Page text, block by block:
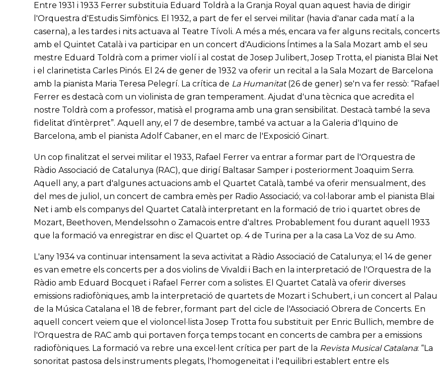
Entre 1931 i 1933 Ferrer substituïa Eduard Toldrà a la Granja Royal quan aquest havia de dirigir
l'Orquestra d'Estudis Simfònics. El 1932, a part de fer el servei militar (havia d'anar cada matí a la
caserna), a les tardes i nits actuava al Teatre Tívoli. A més a més, encara va fer alguns recitals, concerts
amb el Quintet Català i va participar en un concert d'Audicions Íntimes a la Sala Mozart amb el seu
mestre Eduard Toldrà com a primer violí i al costat de Josep Julibert, Josep Trotta, el pianista Blai Net
i el clarinetista Carles Pinós. El 24 de gener de 1932 va oferir un recital a la Sala Mozart de Barcelona
amb la pianista Maria Teresa Pelegrí. La crítica de La Humanitat(26 de gener) se'n va fer ressò: “Rafael
Ferrer es destacà com un violinista de gran temperament. Ajudat d'una tècnica que acredita el
nostre Toldrà com a professor, matisà el programa amb una gran sensibilitat. Destacà també la seva
fidelitat d'intèrpret”. Aquell any, el 7 de desembre, també va actuar a la Galeria d'Iquino de
Barcelona, amb el pianista Adolf Cabaner, en el marc de l'Exposició Ginart.
Un cop finalitzat el servei militar el 1933, Rafael Ferrer va entrar a formar part de l'Orquestra de
Ràdio Associació de Catalunya (RAC), que dirigí Baltasar Samper i posteriorment Joaquim Serra.
Aquell any, a part d'algunes actuacions amb el Quartet Català, també va oferir mensualment, des
del mes de juliol, un concert de cambra emès per Radio Associació; va col·laborar amb el pianista Blai
Net i amb els companys del Quartet Català interpretant en la formació de trio i quartet obres de
Mozart, Beethoven, Mendelssohn o Zamacois entre d'altres. Probablement fou durant aquell 1933
que la formació va enregistrar en disc el Quartet op. 4 de Turina per a la casa La Voz de su Amo.
L'any 1934 va continuar intensament la seva activitat a Ràdio Associació de Catalunya; el 14 de gener
es van emetre els concerts per a dos violins de Vivaldi i Bach en la interpretació de l'Orquestra de la
Ràdio amb Eduard Bocquet i Rafael Ferrer com a solistes. El Quartet Català va oferir diverses
emissions radiofòniques, amb la interpretació de quartets de Mozart i Schubert, i un concert al Palau
de la Música Catalana el 18 de febrer, formant part del cicle de l'Associació Obrera de Concerts. En
aquell concert veiem que el violoncel·lista Josep Trotta fou substituït per Enric Bullich, membre de
l'Orquestra de RAC amb qui portaven força temps tocant en concerts de cambra per a emissions
radiofòniques. La formació va rebre una excel·lent crítica per part de la Revista Musical Catalana: “La
sonoritat pastosa dels instruments plegats, l'homogeneïtat i l'equilibri establert entre els